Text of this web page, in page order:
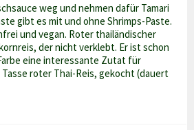
weg und nehmen dafür Tamari
gibt es mit und ohne Shrimps-Paste.
und vegan. Roter thailändischer
der nicht verklebt. Er ist schon
eine interessante Zutat für
roter Thai-Reis, gekocht (dauert